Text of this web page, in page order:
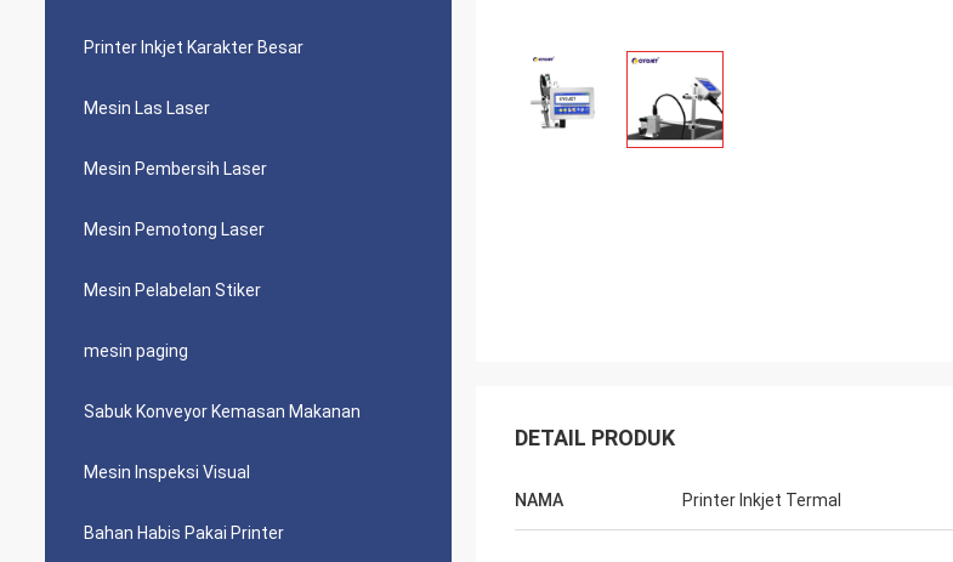
Printer Inkjet Karakter Besar
Mesin Las Laser
Mesin Pembersih Laser
Mesin Pemotong Laser
Mesin Pelabelan Stiker
mesin paging
Sabuk Konveyor Kemasan Makanan
Mesin Inspeksi Visual
Bahan Habis Pakai Printer
DETAIL PRODUK
NAMA Printer Inkjet Termal